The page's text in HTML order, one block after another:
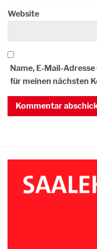
Website
Name, E-Mail-
für meinen nächsten